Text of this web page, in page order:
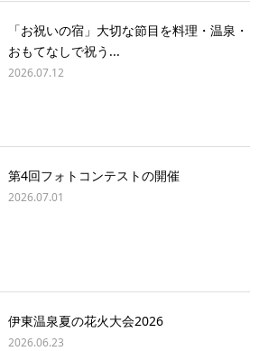
「お祝いの宿」大切な節目を料理・温泉・
おもてなしで祝う...
2026.07.12
第4回フォトコンテストの開催
2026.07.01
伊東温泉夏の花火大会2026
2026.06.23